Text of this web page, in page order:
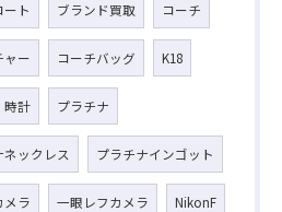
ート ブランド買取 コーチ
ャー コーチバッグ K18
時計 プラチナ
ネックレス プラチナインゴット
メラ 一眼レフカメラ NikonF